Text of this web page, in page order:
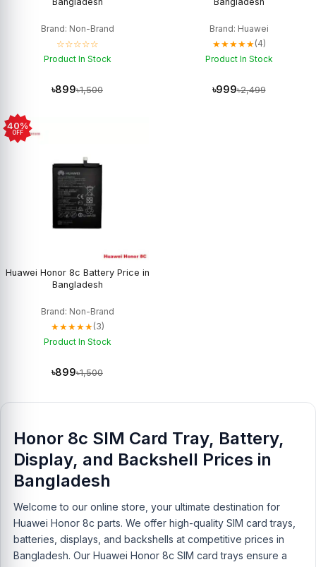
Brand: Non-Brand
☆☆☆☆☆
Product In Stock
৳899৳1,500
Brand: Huawei
★★★★★(4)
Product In Stock
৳999৳2,499
40%
OFF
Huawei Honor 8c Battery Price in
Bangladesh
Brand: Non-Brand
★★★★★(3)
Product In Stock
৳899৳1,500
Honor 8c SIM Card Tray, Battery,
Display, and Backshell Prices in
Bangladesh
Welcome to our online store, your ultimate destination for
Huawei Honor 8c parts. We offer high-quality SIM card trays,
batteries, displays, and backshells at competitive prices in
Bangladesh. Our Huawei Honor 8c SIM card trays ensure a